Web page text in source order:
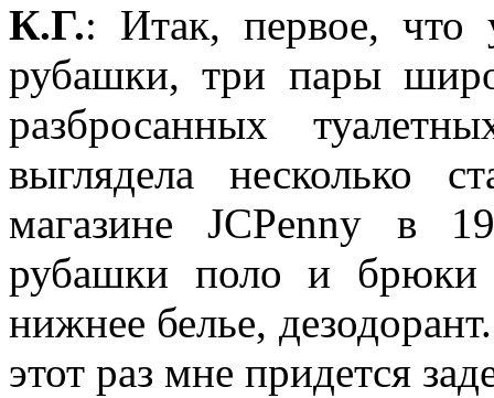
К.Г.: Итак, первое, что
рубашки, три пары
разбросанных
выглядела несколько
магазине JCPenny в
рубашки поло и брюки
нижнее белье,
этот раз мне придется